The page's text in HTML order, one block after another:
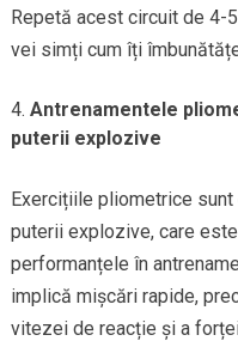
Repetă acest circuit de 4-
vei simți cum îți
Antrenamentele
puterii explozive
Exercițiile pliometrice
puterii explozive, care
performanțele în
implică mișcări rapide,
vitezei de reacție și a